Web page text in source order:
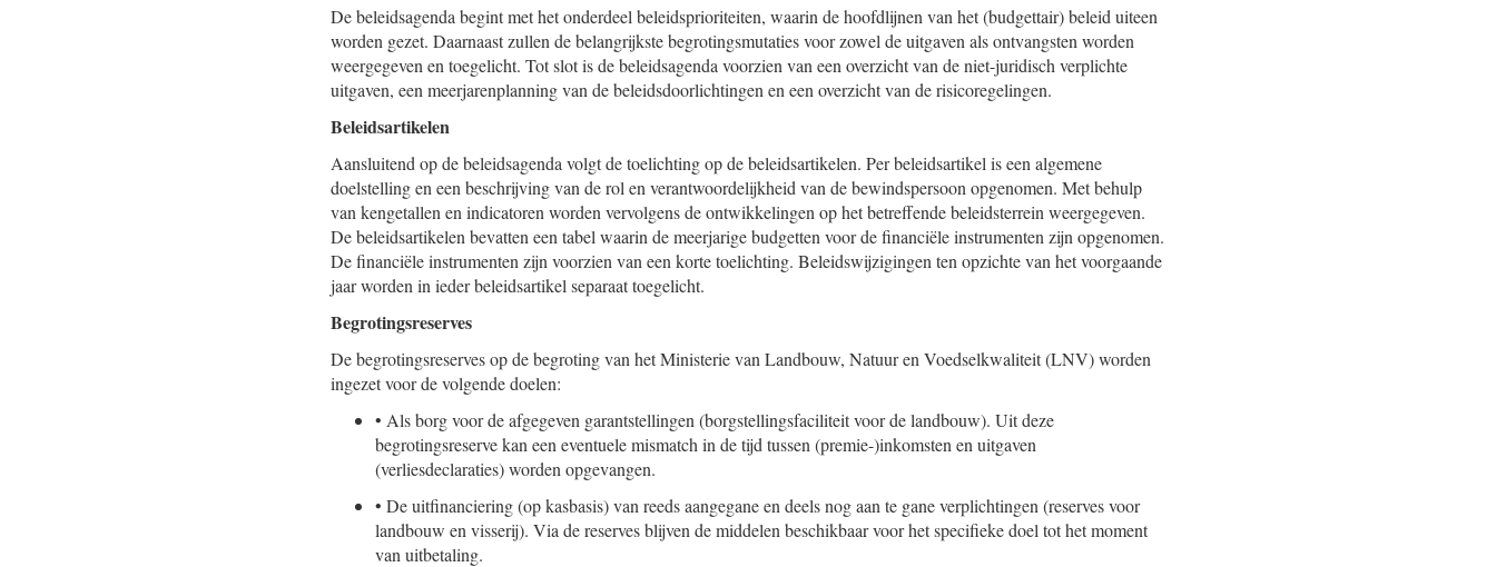
De beleidsagenda begint met het onderdeel beleidsprioriteiten, waarin de hoofdlijnen van het (budgettair) beleid uiteen
worden gezet. Daarnaast zullen de belangrijkste begrotingsmutaties voor zowel de uitgaven als ontvangsten worden
weergegeven en toegelicht. Tot slot is de beleidsagenda voorzien van een overzicht van de niet-juridisch verplichte
uitgaven, een meerjarenplanning van de beleidsdoorlichtingen en een overzicht van de risicoregelingen.
Beleidsartikelen
Aansluitend op de beleidsagenda volgt de toelichting op de beleidsartikelen. Per beleidsartikel is een algemene
doelstelling en een beschrijving van de rol en verantwoordelijkheid van de bewindspersoon opgenomen. Met behulp
van kengetallen en indicatoren worden vervolgens de ontwikkelingen op het betreffende beleidsterrein weergegeven.
De beleidsartikelen bevatten een tabel waarin de meerjarige budgetten voor de financiële instrumenten zijn opgenomen.
De financiële instrumenten zijn voorzien van een korte toelichting. Beleidswijzigingen ten opzichte van het voorgaande
jaar worden in ieder beleidsartikel separaat toegelicht.
Begrotingsreserves
De begrotingsreserves op de begroting van het Ministerie van Landbouw, Natuur en Voedselkwaliteit (LNV) worden
ingezet voor de volgende doelen:
• Als borg voor de afgegeven garantstellingen (borgstellingsfaciliteit voor de landbouw). Uit deze
begrotingsreserve kan een eventuele mismatch in de tijd tussen (premie-)inkomsten en uitgaven
(verliesdeclaraties) worden opgevangen.
• De uitfinanciering (op kasbasis) van reeds aangegane en deels nog aan te gane verplichtingen (reserves voor
landbouw en visserij). Via de reserves blijven de middelen beschikbaar voor het specifieke doel tot het moment
van uitbetaling.